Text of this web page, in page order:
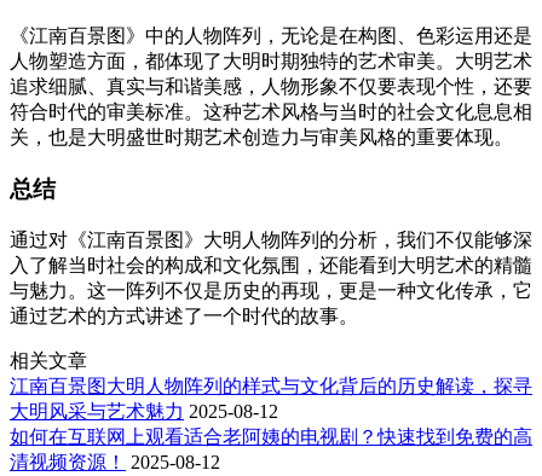
《江南百景图》中的人物阵列，无论是在构图、色彩运用还是
人物塑造方面，都体现了大明时期独特的艺术审美。大明艺术
追求细腻、真实与和谐美感，人物形象不仅要表现个性，还要
符合时代的审美标准。这种艺术风格与当时的社会文化息息相
关，也是大明盛世时期艺术创造力与审美风格的重要体现。
总结
通过对《江南百景图》大明人物阵列的分析，我们不仅能够深
入了解当时社会的构成和文化氛围，还能看到大明艺术的精髓
与魅力。这一阵列不仅是历史的再现，更是一种文化传承，它
通过艺术的方式讲述了一个时代的故事。
相关文章
江南百景图大明人物阵列的样式与文化背后的历史解读，探寻
大明风采与艺术魅力 2025-08-12
如何在互联网上观看适合老阿姨的电视剧？快速找到免费的高
清视频资源！
2025-08-12